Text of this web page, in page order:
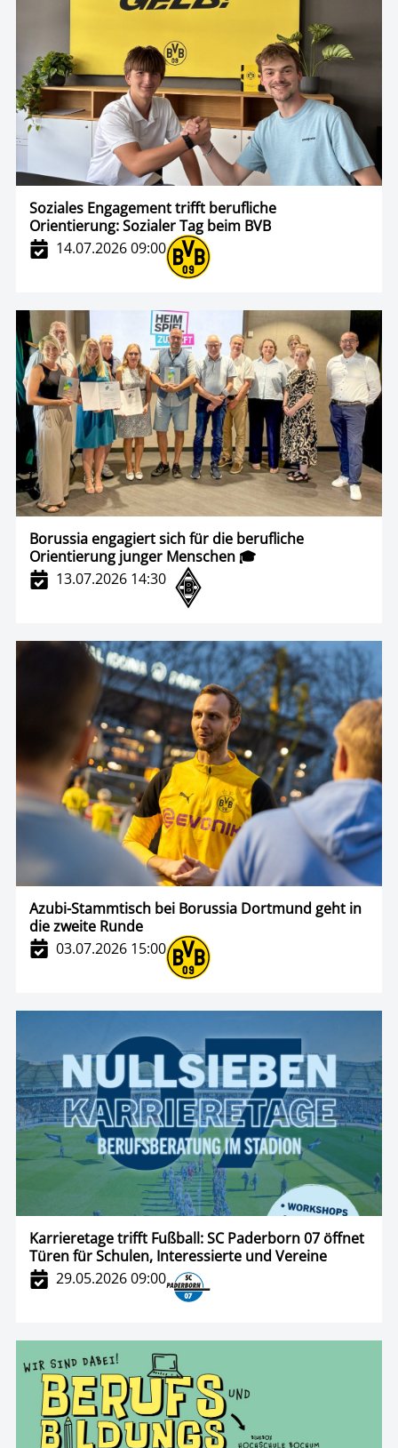
Soziales Engagement trifft berufliche
Orientierung: Sozialer Tag beim BVB
14.07.2026 09:00
Borussia engagiert sich für die berufliche
Orientierung junger Menschen 🎓
13.07.2026 14:30
Azubi-Stammtisch bei Borussia Dortmund geht in
die zweite Runde
03.07.2026 15:00
Karrieretage trifft Fußball: SC Paderborn 07 öffnet
Türen für Schulen, Interessierte und Vereine
29.05.2026 09:00